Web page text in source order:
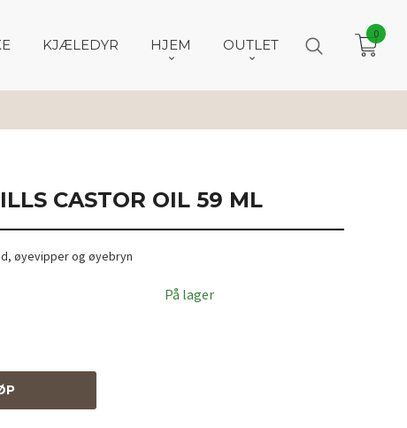
KJÆLEDYR HJEM OUTLET
0
CASTOR OIL 59 ML
øyevipper og øyebryn
På lager